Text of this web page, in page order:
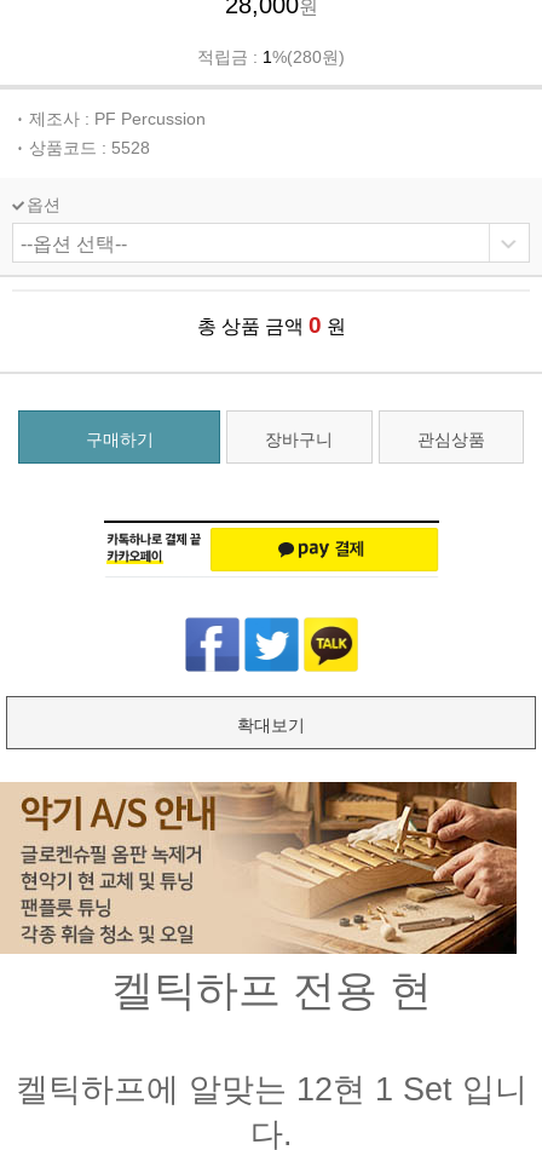
원
적립금 : 1%(280원)
제조사 : PF Percussion
상품코드 : 5528
옵션
총 상품 금액 0 원
구매하기 장바구니 관심상품
확대보기
켈틱하프 전용 현
켈틱하프에 알맞는 12현 1 Set 입니
다.